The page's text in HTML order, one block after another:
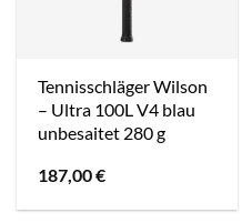
Tennisschläger Wilson
– Ultra 100L V4 blau
unbesaitet 280 g
187,00€